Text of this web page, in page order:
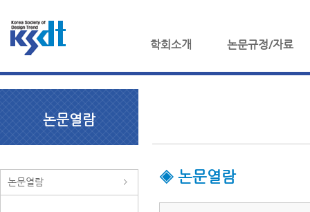
학회소개 논문규정/자료
논문열람
논문열람 ◈ 논문열람